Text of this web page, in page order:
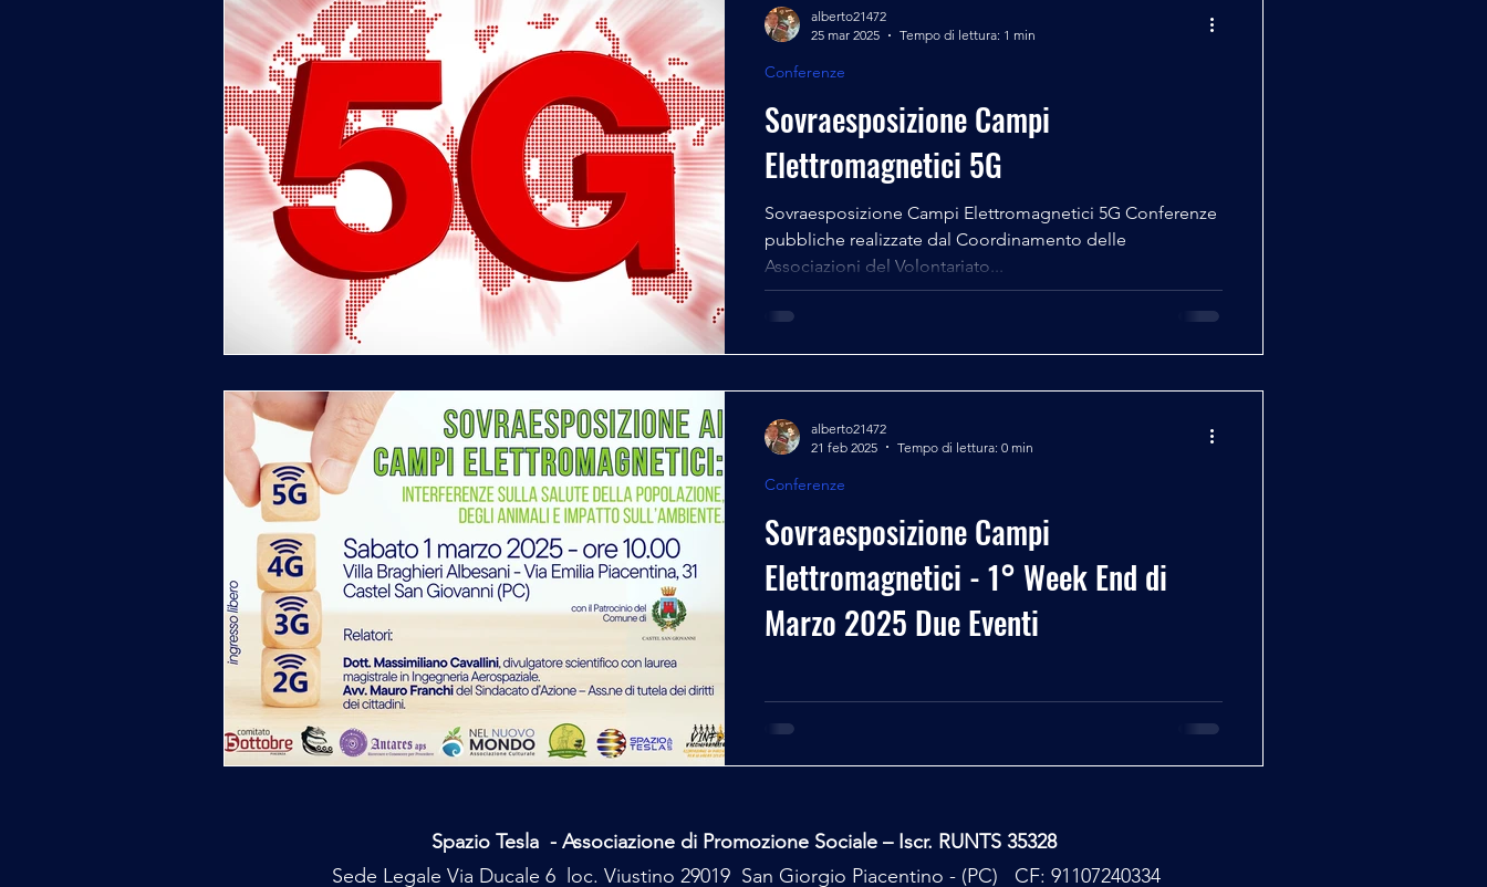
Archeoastronomia Attualità Spazio - Astronomia
Sovraesposizione Campi
Elettromagnetici 5G
Sovraesposizione Campi Elettromagnetici 5G Conferenze
pubbliche realizzate dal Coordinamento delle
Associazioni del Volontariato...
Conferenze
alberto21472
25 mar 2025
Tempo di lettura: 1 min
Sovraesposizione Campi
Elettromagnetici - 1° Week End di
Marzo 2025 Due Eventi
Conferenze
alberto21472
21 feb 2025
Tempo di lettura: 0 min
Spazio Tesla - Associazione di Promozione Sociale – Iscr. RUNTS 35328
Sede Legale Via Ducale 6 loc. Viustino 29019 San Giorgio Piacentino - (PC) CF: 91107240334